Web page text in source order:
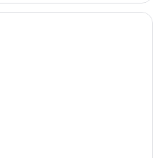
Makuuhuone, jossa on sänky, tuoli,